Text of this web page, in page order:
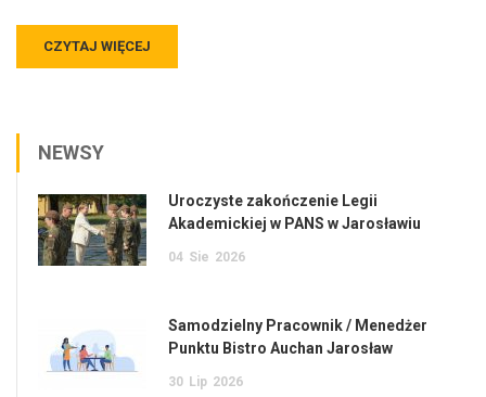
CZYTAJ WIĘCEJ
NEWSY
Uroczyste zakończenie Legii
Akademickiej w PANS w Jarosławiu
04 Sie 2026
Samodzielny Pracownik / Menedżer
Punktu Bistro Auchan Jarosław
30 Lip 2026